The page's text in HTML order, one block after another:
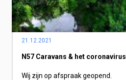
21.12.2021
N57 Caravans & het coronavirus
Wij zijn op afspraak geopend.